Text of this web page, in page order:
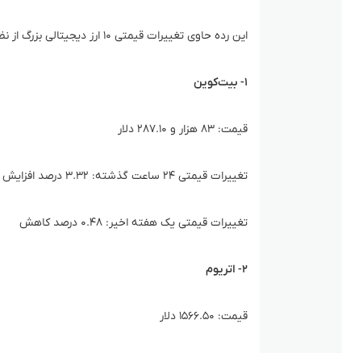
این رده حاوی تغییرات قیمتی ۱۰ ارز دیجیتالی بزرگ از نظر ارزش بازار است.
۱- بیت‌کوین
قیمت: ۸۳ هزار و ۲۸۷.۱۰ دلار
تغییرات قیمتی ۲۴ ساعت گذشته: ۳.۳۲ درصد افزایش
تغییرات قیمتی یک هفته اخیر: ۰.۴۸ درصد کاهش
۲- اتریوم
قیمت: ۱۵۶۶.۵۰ دلار